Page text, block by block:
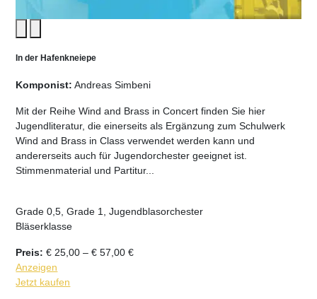
In der Hafenkneiepe
Komponist: Andreas Simbeni
Mit der Reihe Wind and Brass in Concert finden Sie hier
Jugendliteratur, die einerseits als Ergänzung zum Schulwerk
Wind and Brass in Class verwendet werden kann und
andererseits auch für Jugendorchester geeignet ist.
Stimmenmaterial und Partitur...
Grade 0,5, Grade 1, Jugendblasorchester
Bläserklasse
Preis: € 25,00 –€ 57,00Preisspanne:
€
Anzeigen
Jetzt kaufen